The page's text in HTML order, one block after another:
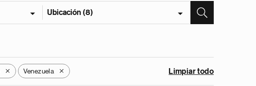
Ubicación (8)
X Venezuela X Limpiar todo